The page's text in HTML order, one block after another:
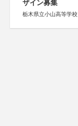
ザイン募集
栃木県立小山高等学校